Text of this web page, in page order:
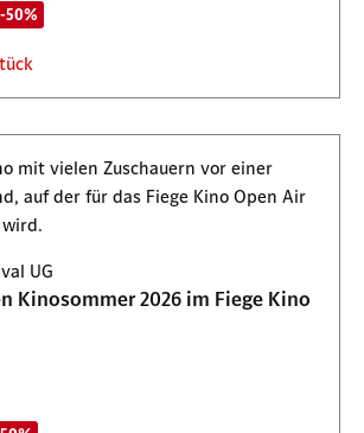
50%
UG
Kinosommer 2026 im Fiege Kino